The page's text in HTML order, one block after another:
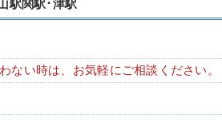
駅関駅･津駅
ない時は、お気軽にご相談ください。